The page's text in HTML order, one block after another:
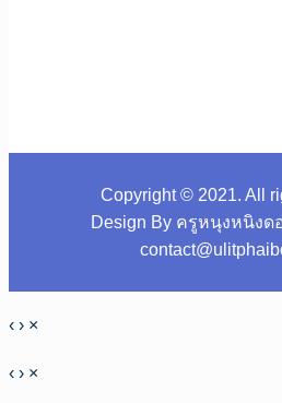
Copyright © 2021. All
Design By ครูหนุงหนิง
‹ › ×
‹ › ×